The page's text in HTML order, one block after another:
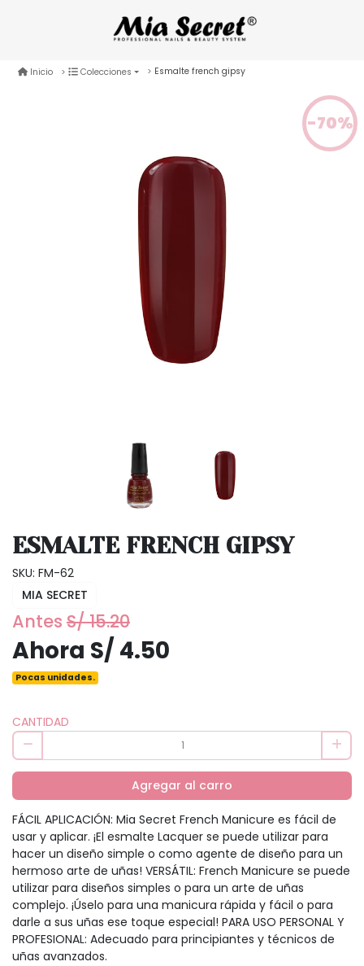
Inicio Colecciones Esmalte french gipsy
-70%
ESMALTE FRENCH GIPSY
SKU: FM-62
MIA SECRET
Antes S/ 15.20
Ahora S/ 4.50
Pocas unidades.
CANTIDAD
Agregar al carro
FÁCIL APLICACIÓN: Mia Secret French Manicure es fácil de
usar y aplicar. ¡El esmalte Lacquer se puede utilizar para
hacer un diseño simple o como agente de diseño para un
hermoso arte de uñas! VERSÁTIL: French Manicure se puede
utilizar para diseños simples o para un arte de uñas
complejo. ¡Úselo para una manicura rápida y fácil o para
darle a sus uñas ese toque especial! PARA USO PERSONAL Y
PROFESIONAL: Adecuado para principiantes y técnicos de
uñas avanzados.